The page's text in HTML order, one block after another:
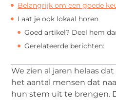
Belangrijk om een goede
Laat je ook lokaal horen
Goed artikel? Deel hem
Gerelateerde berichten:
We zien al jaren helaas
het aantal mensen dat
hun stem uit te brengen.